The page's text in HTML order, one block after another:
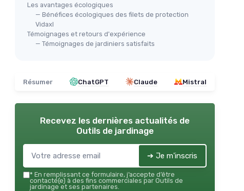
Les avantages écologiques
— Bénéfices écologiques des filets de protection
Vidaxl
Témoignages et retours d'expérience
— Témoignages de jardiniers satisfaits
Résumer ChatGPT Claude Mistral
Recevez les dernières actualités de
Outils de jardinage
➔ Je m'inscris
* En remplissant ce formulaire, j’accepte d’être
contacté(e) à des fins commerciales par Outils de
jardinage et ses partenaires.